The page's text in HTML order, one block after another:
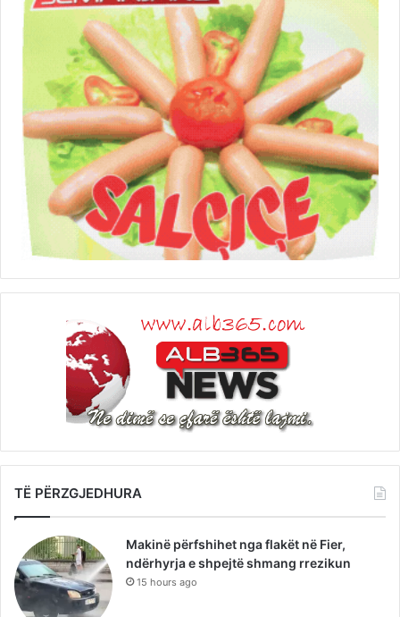
TË PËRZGJEDHURA
Makinë përfshihet nga flakët në Fier,
ndërhyrja e shpejtë shmang rrezikun
15 hours ago